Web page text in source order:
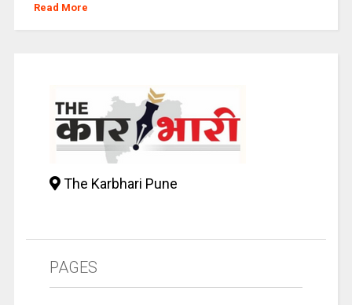
Read More
The Karbhari Pune
PAGES